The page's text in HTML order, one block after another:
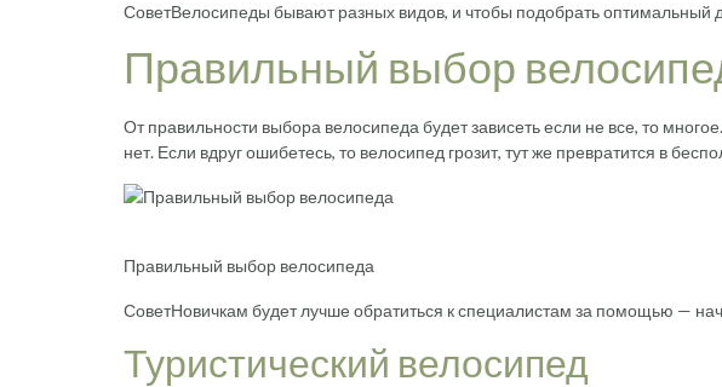
СоветВелосипеды бывают разных видов, и чтобы подобрать оптимальный
Правильный выбор
От правильности выбора велосипеда будет зависеть если не все, то
нет. Если вдруг ошибетесь, то велосипед грозит, тут же превратится в
Правильный выбор велосипеда
СоветНовичкам будет лучше обратиться к специалистам за помощью —
Туристический велосипед